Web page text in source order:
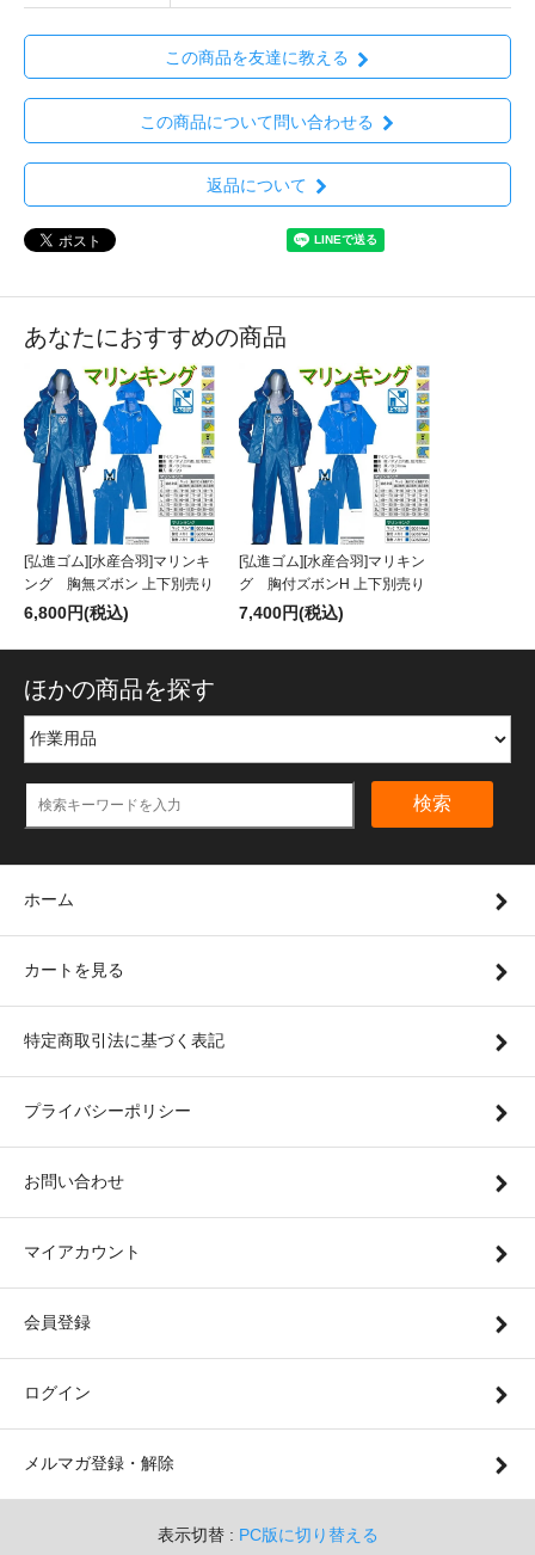
この商品を友達に教える
この商品について問い合わせる
返品について
あなたにおすすめの商品
[弘進ゴム][水産合羽]マリンキ
ング 胸無ズボン 上下別売り
6,800円(税込)
[弘進ゴム][水産合羽]マリキン
グ 胸付ズボンH 上下別売り
7,400円(税込)
ほかの商品を探す
検索
ホーム
カートを見る
特定商取引法に基づく表記
プライバシーポリシー
お問い合わせ
マイアカウント
会員登録
ログイン
メルマガ登録・解除
表示切替 : PC版に切り替える